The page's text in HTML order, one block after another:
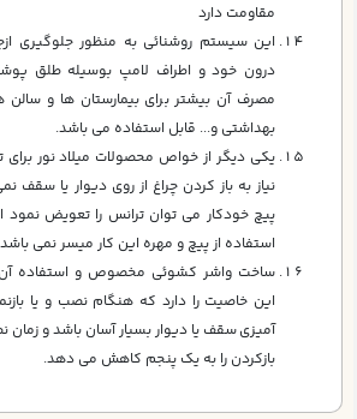
مقاومت دارد
اين سيستم روشنائي به منظور جلوگيري
درون خود و اطراف لامپ بوسيله طلق
مصرف آن بيشتر براي بيمارستان ها و سالن
بهداشتي و... قابل استفاده مي باشد.
يكي ديگر از خواص محصولات ميلاد نور براي
نياز به باز كردن چراغ از روي ديوار يا سقف
پيچ خودكار مي توان ترانس را تعويض نمود
استفاده از پيچ و مهره اين كار ميسر نمي باشد.
ساخت واشر كشوئي مخصوص و استفاده آن
اين خاصيت را دارد كه هنگام نصب و يا
آميزي سقف يا ديوار بسيار آسان باشد و
بازكردن را به يك پنجم كاهش مي دهد.